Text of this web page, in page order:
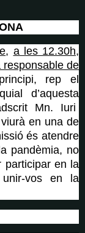
, a les 12.30h,
responsable de
rep el
d’aquesta
Mn. Iuri
en una de
és atendre
pandèmia, no
participar en la
vos en la